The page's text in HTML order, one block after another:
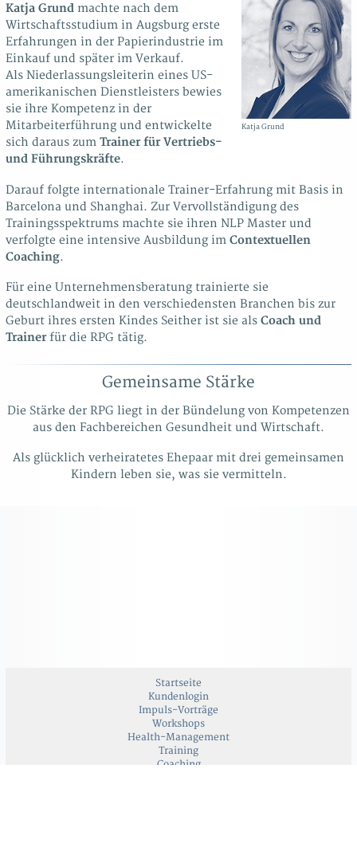
Katja Grund
Katja Grund machte nach dem
Wirtschaftsstudium in Augsburg erste
Erfahrungen in der Papierindustrie im
Einkauf und später im Verkauf.
Als Niederlassungsleiterin eines US-
amerikanischen Dienstleisters bewies
sie ihre Kompetenz in der
Mitarbeiterführung und entwickelte
sich daraus zumTrainer für Vertriebs-
und Führungskräfte.
Darauf folgte internationale Trainer-Erfahrung mit Basis in
Barcelona und Shanghai. Zur Vervollständigung des
Trainingsspektrums machte sie ihren NLP Master und
verfolgte eine intensive Ausbildung imContextuellen
Coaching.
Für eine Unternehmensberatung trainierte sie
deutschlandweit in den verschiedensten Branchen bis zur
Geburt ihres ersten Kindes Seither ist sie alsCoach und
Trainerfür die RPG tätig.
Gemeinsame Stärke
Die Stärke der RPG liegt in der Bündelung von Kompetenzen
aus den Fachbereichen Gesundheit und Wirtschaft.
Als glücklich verheiratetes Ehepaar mit drei gemeinsamen
Kindern leben sie, was sie vermitteln.
Startseite
Kundenlogin
Impuls-Vorträge
Workshops
Health-Management
Training
Coaching